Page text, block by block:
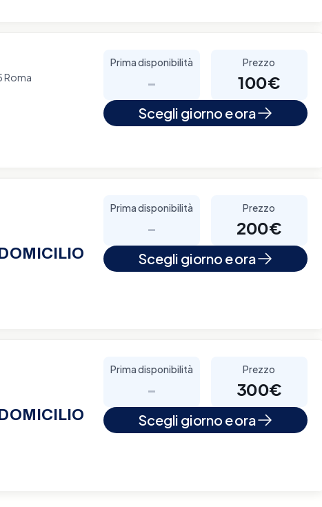
Roma
Prima disponibilità
-
Prezzo
100€
Scegli giorno e ora
Prima disponibilità
-
Prezzo
200€
Scegli giorno e ora
Prima disponibilità
-
Prezzo
300€
Scegli giorno e ora